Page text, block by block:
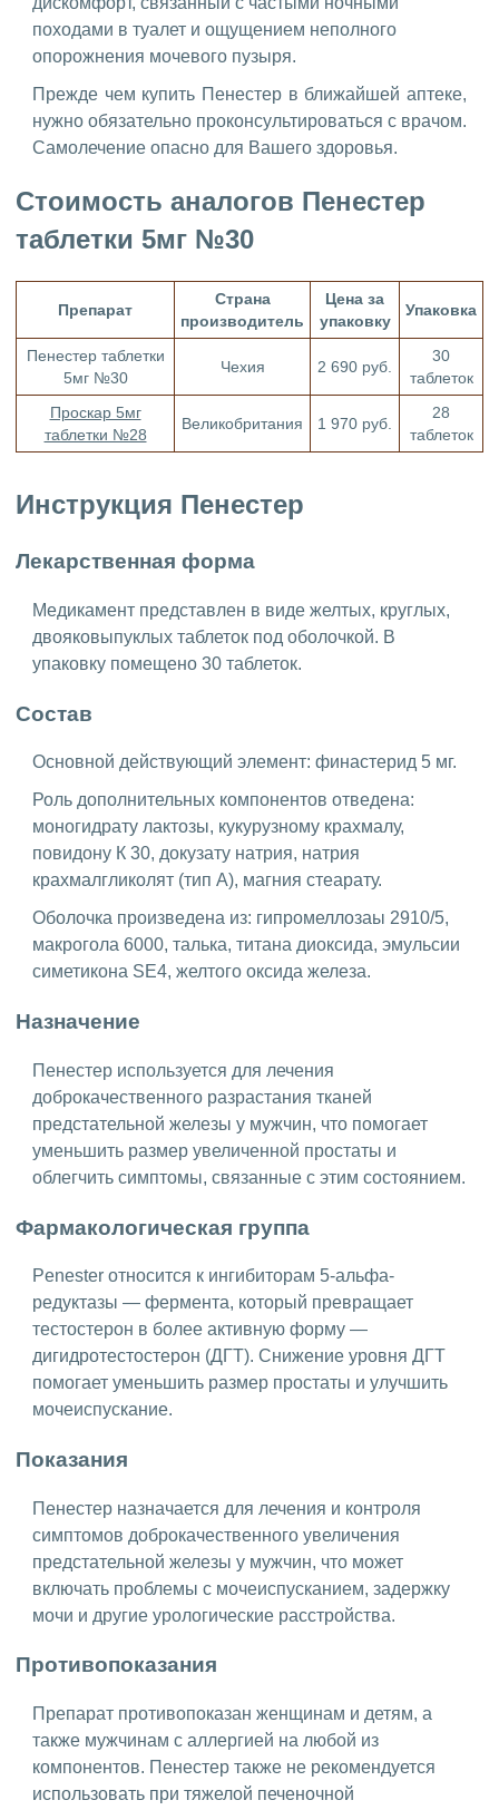
походами в туалет и ощущением неполного
опорожнения мочевого пузыря.
Прежде чем купить Пенестер в ближайшей аптеке,
нужно обязательно проконсультироваться с врачом.
Самолечение опасно для Вашего здоровья.
Стоимость аналогов Пенестер
таблетки 5мг №30
Препарат
Страна
производитель
Цена за
упаковку
Упаковка
Пенестер таблетки
5мг №30
Чехия 2 690 руб.
30
таблеток
Проскар 5мг
таблетки №28
Великобритания 1 970 руб.
28
таблеток
Инструкция Пенестер
Лекарственная форма
Медикамент представлен в виде желтых, круглых,
двояковыпуклых таблеток под оболочкой. В
упаковку помещено 30 таблеток.
Состав
Основной действующий элемент: финастерид 5 мг.
Роль дополнительных компонентов отведена:
моногидрату лактозы, кукурузному крахмалу,
повидону К 30, докузату натрия, натрия
крахмалгликолят (тип А), магния стеарату.
Оболочка произведена из: гипромеллозаы 2910/5,
макрогола 6000, талька, титана диоксида, эмульсии
симетикона SE4, желтого оксида железа.
Назначение
Пенестер используется для лечения
доброкачественного разрастания тканей
предстательной железы у мужчин, что помогает
уменьшить размер увеличенной простаты и
облегчить симптомы, связанные с этим состоянием.
Фармакологическая группа
Penester относится к ингибиторам 5-альфа-
редуктазы — фермента, который превращает
тестостерон в более активную форму —
дигидротестостерон (ДГТ). Снижение уровня ДГТ
помогает уменьшить размер простаты и улучшить
мочеиспускание.
Показания
Пенестер назначается для лечения и контроля
симптомов доброкачественного увеличения
предстательной железы у мужчин, что может
включать проблемы с мочеиспусканием, задержку
мочи и другие урологические расстройства.
Противопоказания
Препарат противопоказан женщинам и детям, а
также мужчинам с аллергией на любой из
компонентов. Пенестер также не рекомендуется
использовать при тяжелой печеночной